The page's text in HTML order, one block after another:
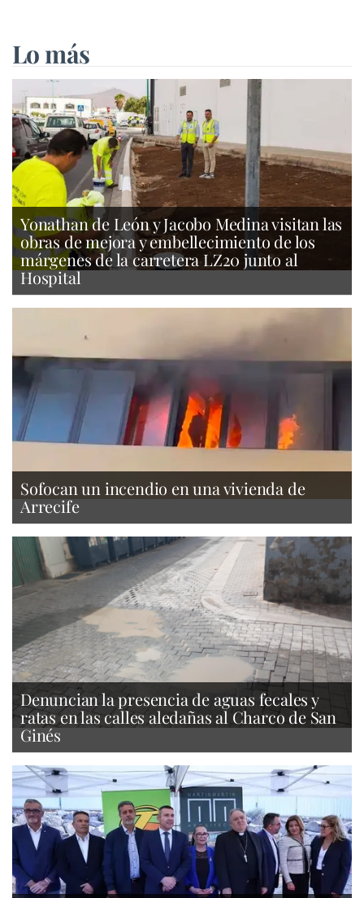
Lo más
Yonathan de León y Jacobo Medina visitan las
obras de mejora y embellecimiento de los
márgenes de la carretera LZ20 junto al
Hospital
Sofocan un incendio en una vivienda de
Arrecife
Denuncian la presencia de aguas fecales y
ratas en las calles aledañas al Charco de San
Ginés